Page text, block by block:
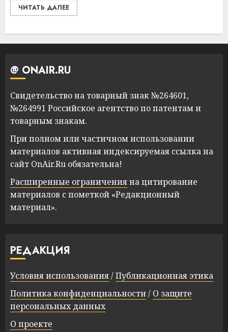
ЧИТАТЬ ДАЛЕЕ
@ ONAIR.RU
Свидетельство на товарный знак №264601,
№264991 Российское агентство по патентам и
товарным знакам.
При полном или частичном использовании
материалов активная индексируемая ссылка на
сайт OnAir.Ru обязательна!
Расширенные ограниченияна цитирование
материалов с пометкой «Редакционный
материал».
РЕДАКЦИЯ
Условия использования/Публикационная этика
Политика конфиденциальности/ О защите
персональных данных
О проекте